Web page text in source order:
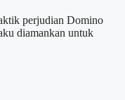
perjudian Domino
diamankan untuk